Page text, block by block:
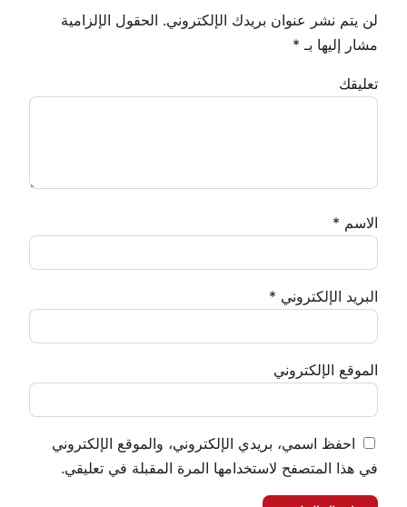
لن يتم نشر عنوان بريدك الإلكتروني. الحقول الإلزامية
مشار إليها بـ *
تعليقك
الاسم *
البريد الإلكتروني *
الموقع الإلكتروني
احفظ اسمي، بريدي الإلكتروني، والموقع الإلكتروني
في هذا المتصفح لاستخدامها المرة المقبلة في تعليقي.